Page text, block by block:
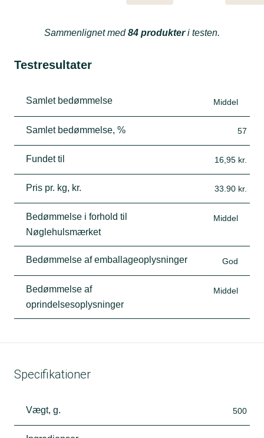
Sammenlignet med84 produkteri testen.
Testresultater
Samlet bedømmelse Middel
Samlet bedømmelse, % 57
Fundet til 16,95 kr.
Pris pr. kg, kr. 33.90 kr.
Bedømmelse i forhold til
Nøglehulsmærket
Middel
Bedømmelse af emballageoplysninger God
Bedømmelse af
oprindelsesoplysninger
Middel
Specifikationer
Vægt, g. 500